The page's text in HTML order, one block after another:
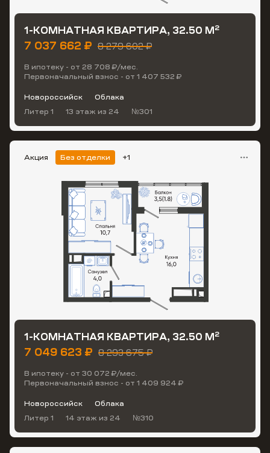
1-КОМНАТНАЯ КВАРТИРА, 32.50 М2
7 037 662 ₽ 8 279 602 ₽
В ипотеку - от 28 708 ₽/мес.
Первоначальный взнос - от 1 407 532 ₽
Новороссийск
Облака
Литер 1
13 этаж из 24 №301
Акция Без отделки +1
1-КОМНАТНАЯ КВАРТИРА, 32.50 М2
7 049 623 ₽ 8 293 675 ₽
В ипотеку - от 30 072 ₽/мес.
Первоначальный взнос - от 1 409 924 ₽
Новороссийск
Облака
Литер 1
14 этаж из 24 №310